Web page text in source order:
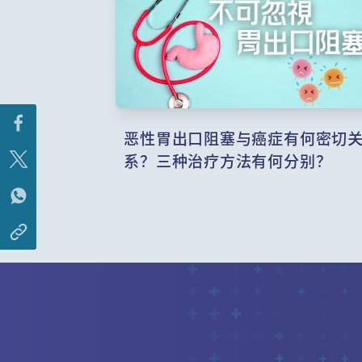
恶性胃出口阻塞与癌症有何密切
系？三种治疗方法有何分别？